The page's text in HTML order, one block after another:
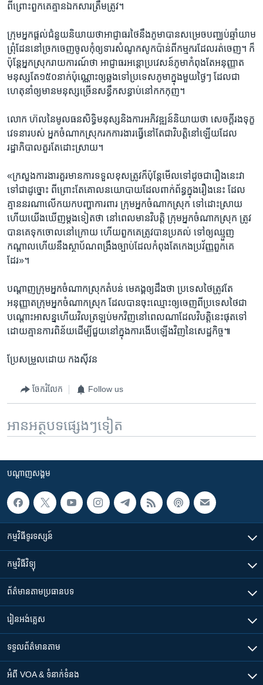
ពីព្រោះ​ពួក​គេ​គ្មាន​ឯកសារ​ត្រឹមត្រូវ។
ក្រុម​អ្នក​ផ្ដល់​ជំនួយ​និយាយ​ថា​អាជ្ញាធរ​ថៃ​នឹង​ភូមា​បាន​សម្រេច​បញ្ឈប់​ឆ្មាំ​យាម​
ព្រុំដែន​នៅ​ច្រក​ចេញចូល​កុំ​ឲ្យ​ទារ​សំណូក​សូកប៉ាន់​ពី​កម្មករ​ដែល​រត់​ចេញ។​ ក៏​
ប៉ុន្ដែ​អ្នក​ស្រុក​រាយការណ៍​ថា​ អាជ្ញាធរ​អន្ដោប្រវេសន៍​ភូមា​កំពុងតែ​អនុញ្ញាត​
មនុស្ស​តែ​១៥០​នាក់​ប៉ុណ្ណោះ​ឲ្យ​ឆ្លង​ទៅ​ប្រទេស​ភូមា​ក្នុង​មួយ​ថ្ងៃៗ​ ដែល​ជា​
ហេតុ​នាំ​ឲ្យ​មាន​មនុស្ស​ច្រើន​សន្ធឹក​សន្ធាប់​នៅ​កកកុញ។
លោក​ ហ៊ល​នៃ​មូលធន​សិទ្ធិ​មនុស្ស​និង​ការ​អភិវឌ្ឍន៍​និយាយ​ថា​ សេចក្ដី​រង​ទុក្ខ​
វេទនា​របស់​ អ្នក​ចំណាក​ស្រុក​រក​ការងារ​ធ្វើ​នៅ​តែ​ជា​វិបត្ដិ​នៅ​ឡើយ​ដែល​
រដ្ឋាភិបាល​គួរ​តែ​ដោះ​ស្រាយ។
«ក្រសួង​ការងារ​គួរ​មាន​ការ​ទទួល​ខុសត្រូវ​ក៏​ប៉ុន្ដែ​មើល​ទៅ​ដូច​ជារឿង​នេះ​វា​
ទៅ​ជា​ដូច្នោះ​ ពីព្រោះ​តែ​គោល​នយោបាយ​ដែល​ពាក់​ព័ន្ធ​ក្នុង​រឿង​នេះ​ ដែល​
គ្មាន​នរណា​លើក​យក​បញ្ហា​ការពារ​ ក្រុម​អ្នក​ចំណាក​ស្រុក​ ទៅ​ដោះស្រាយ​
ហើយ​យើង​ឃើញ​ម្ដង​ទៀត​ថា​ នៅ​ពេល​មាន​វិបត្ដិ​ ក្រុម​អ្នក​ចំណាក​ស្រុក​ ត្រូវ​
បាន​គេ​ទុក​ចោលនៅ​ក្រោយ​ ហើយ​ពួក​គេ​ត្រូវ​បាន​ប្រគល់​ ​ទៅ​ឲ្យ​ឈ្មួញ​
កណ្ដាល​ហើយ​នឹង​ស្ថាប័ណ​ពង្រឹង​ច្បាប់​ដែល​កំពុង​តែ​កេង​ប្រវ័ញ្ញ​ពួក​គេ​
ដែរ»។
បណ្ដាញ​ក្រុម​អ្នក​ចំណាក​ស្រុក​តំបន់​ មេគង្គ​ឲ្យ​ដឹង​ថា​ ប្រទេស​ថៃ​ត្រូវ​តែ​
អនុញ្ញាត​ក្រុម​អ្នក​ចំណាក​ស្រុក ដែល​បាន​ចុះ​ឈ្មោះ​ឲ្យ​ចេញ​ពី​ប្រទេស​ថៃ​ជា​
បណ្ដោះ​អាសន្ន​ហើយ​វិល​ត្រឡប់​មក​វិញ​នៅ​ពេល​ណា​ដែល​វិបត្ដិ​នេះ​ផុត​ទៅ​
ដោយ​គ្មាន​ការ​ពិន័យ​ដើម្បី​ជួយ​នៅ​ក្នុង​ការ​ងើប​ឡើង​វិញ​នៃ​សេដ្ឋកិច្ច៕
ប្រែ​សម្រួល​ដោយ​ កងស៊ីវន
ចែករំលែក Follow us
អានអត្ថបទផ្សេងៗទៀត
បណ្តាញ​សង្គម
កម្មវិធី​ទូរទស្សន៍
កម្មវិធី​វិទ្យុ
ព័ត៌មាន​តាមប្រធានបទ​
រៀន​​អង់គ្លេស
ទទួល​ព័ត៌មាន​តាម
អំពី​ VOA & ទំនាក់ទំនង